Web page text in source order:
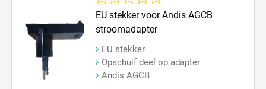
EU stekker voor Andis AGCB
stroomadapter
EU stekker
Opschuif deel op adapter
Andis AGCB